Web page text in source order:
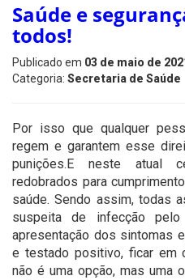
Saúde e
todos!
Publicado em 03 de maio de
Categoria: Secretaria de Saúde
Por isso que qualquer
regem e garantem esse
punições.E neste atual
redobrados para
saúde. Sendo assim, todas
suspeita de infecção
apresentação dos sintomas
e testado positivo, ficar em
não é uma opção, mas uma